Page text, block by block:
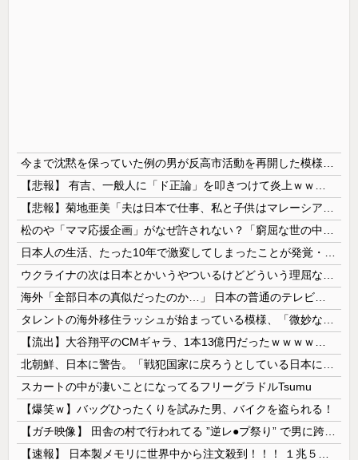
スカートの中が凄いことになってるフリーグラドルTsumu
【爆笑ｗ】バッグひったくりを試みた男、バイクを盗られる！